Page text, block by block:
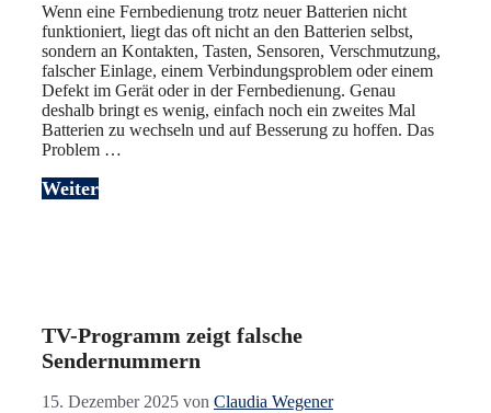
Wenn eine Fernbedienung trotz neuer Batterien nicht
funktioniert, liegt das oft nicht an den Batterien selbst,
sondern an Kontakten, Tasten, Sensoren, Verschmutzung,
falscher Einlage, einem Verbindungsproblem oder einem
Defekt im Gerät oder in der Fernbedienung. Genau
deshalb bringt es wenig, einfach noch ein zweites Mal
Batterien zu wechseln und auf Besserung zu hoffen. Das
Problem …
Weiter
TV-Programm zeigt falsche
Sendernummern
15. Dezember 2025 von Claudia Wegener